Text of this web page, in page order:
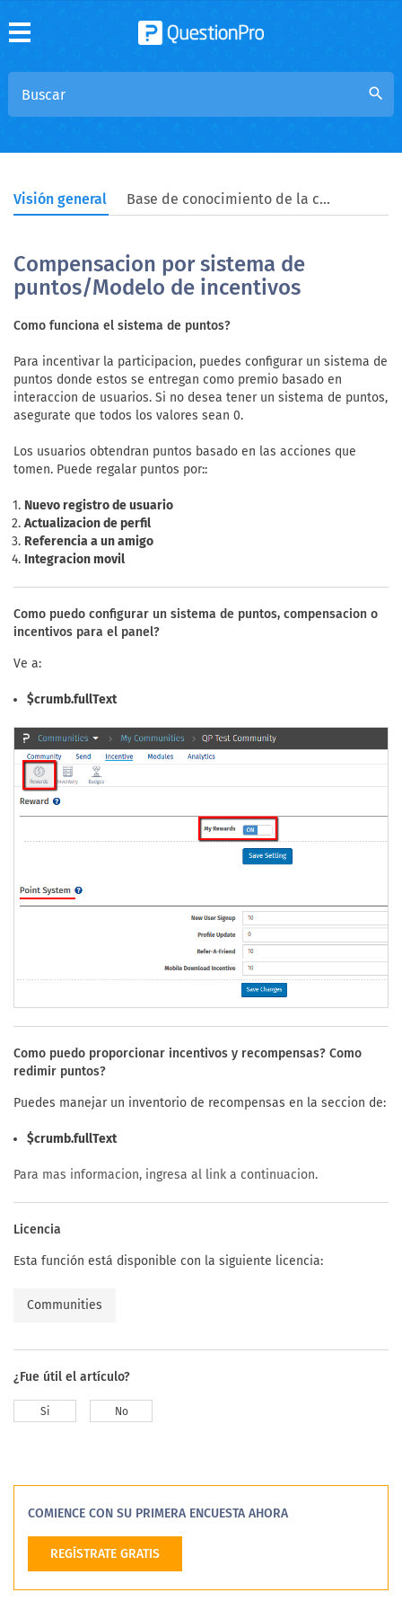
search
Visión general Base de conocimiento de la comunidad
Compensacion por sistema de
puntos/Modelo de incentivos
Como funciona el sistema de puntos?
Para incentivar la participacion, puedes configurar un sistema de
puntos donde estos se entregan como premio basado en
interaccion de usuarios. Si no desea tener un sistema de puntos,
asegurate que todos los valores sean 0.
Los usuarios obtendran puntos basado en las acciones que
tomen. Puede regalar puntos por::
Nuevo registro de usuario
Actualizacion de perfil
Referencia a un amigo
Integracion movil
Como puedo configurar un sistema de puntos, compensacion o
incentivos para el panel?
Ve a:
$crumb.fullText
Como puedo proporcionar incentivos y recompensas? Como
redimir puntos?
Puedes manejar un inventorio de recompensas en la seccion de:
$crumb.fullText
Para mas informacion, ingresa al link a continuacion.
Licencia
Esta función está disponible con la siguiente licencia:
Communities
¿Fue útil el artículo?
Si No
COMIENCE CON SU PRIMERA ENCUESTA AHORA
REGÍSTRATE GRATIS